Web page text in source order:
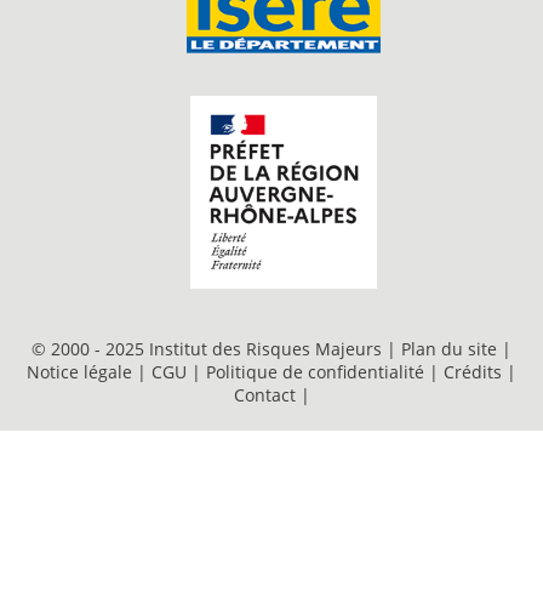
© 2000 - 2025 Institut des Risques Majeurs | Plan du site |
Notice légale | CGU | Politique de confidentialité | Crédits |
Contact |